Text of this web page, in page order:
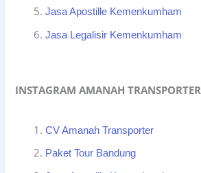
Jasa Apostille Kemenkumham
Jasa Legalisir Kemenkumham
INSTAGRAM AMANAH TRANSPORTER
CV Amanah Transporter
Paket Tour Bandung